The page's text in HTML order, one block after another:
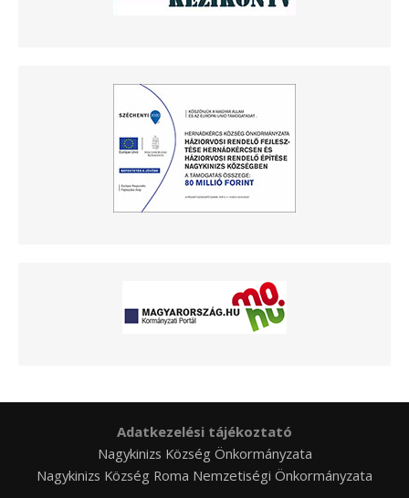
Adatkezelési tájékoztató
Nagykinizs Község Önkormányzata
Nagykinizs Község Roma Nemzetiségi Önkormányzata